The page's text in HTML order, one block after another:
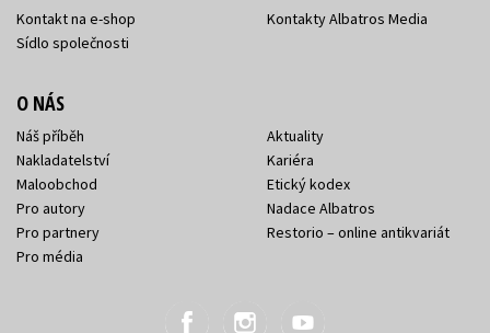
Kontakt na e-shop
Sídlo společnosti
Kontakty Albatros Media
O NÁS
Náš příběh
Nakladatelství
Maloobchod
Pro autory
Pro partnery
Pro média
Aktuality
Kariéra
Etický kodex
Nadace Albatros
Restorio – online antikvariát